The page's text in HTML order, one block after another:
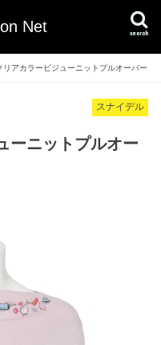
Net search
リアカラービジューニットプルオーバー
スナイデル
ーニットプルオー